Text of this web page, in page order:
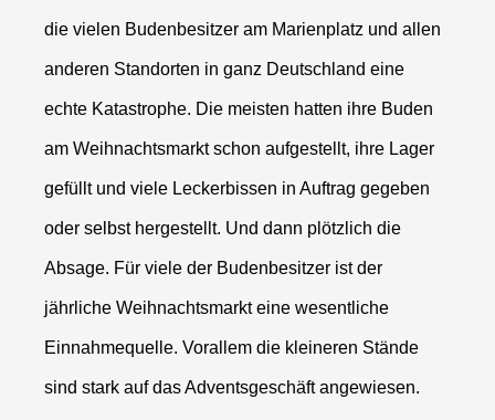
die vielen Budenbesitzer am Marienplatz und allen
anderen Standorten in ganz Deutschland eine
echte Katastrophe. Die meisten hatten ihre Buden
am Weihnachtsmarkt schon aufgestellt, ihre Lager
gefüllt und viele Leckerbissen in Auftrag gegeben
oder selbst hergestellt. Und dann plötzlich die
Absage. Für viele der Budenbesitzer ist der
jährliche Weihnachtsmarkt eine wesentliche
Einnahmequelle. Vorallem die kleineren Stände
sind stark auf das Adventsgeschäft angewiesen.